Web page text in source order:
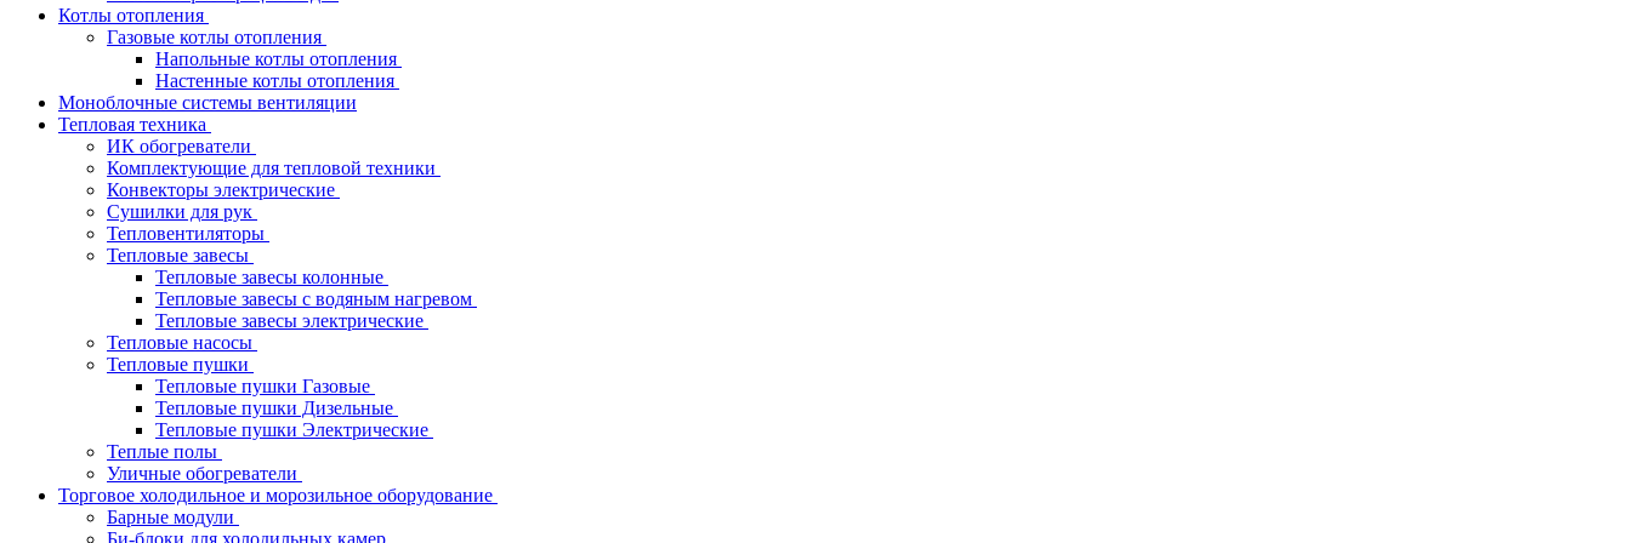
Котлы отопления
Газовые котлы отопления
Напольные котлы отопления
Настенные котлы отопления
Моноблочные системы вентиляции
Тепловая техника
ИК обогреватели
Комплектующие для тепловой техники
Конвекторы электрические
Сушилки для рук
Тепловентиляторы
Тепловые завесы
Тепловые завесы колонные
Тепловые завесы с водяным нагревом
Тепловые завесы электрические
Тепловые насосы
Тепловые пушки
Тепловые пушки Газовые
Тепловые пушки Дизельные
Тепловые пушки Электрические
Теплые полы
Уличные обогреватели
Торговое холодильное и морозильное оборудование
Барные модули
Би-блоки для холодильных камер